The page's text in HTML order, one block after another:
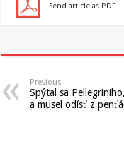
Send article as PDF
Previous
Spýtal sa
a musel odísť z